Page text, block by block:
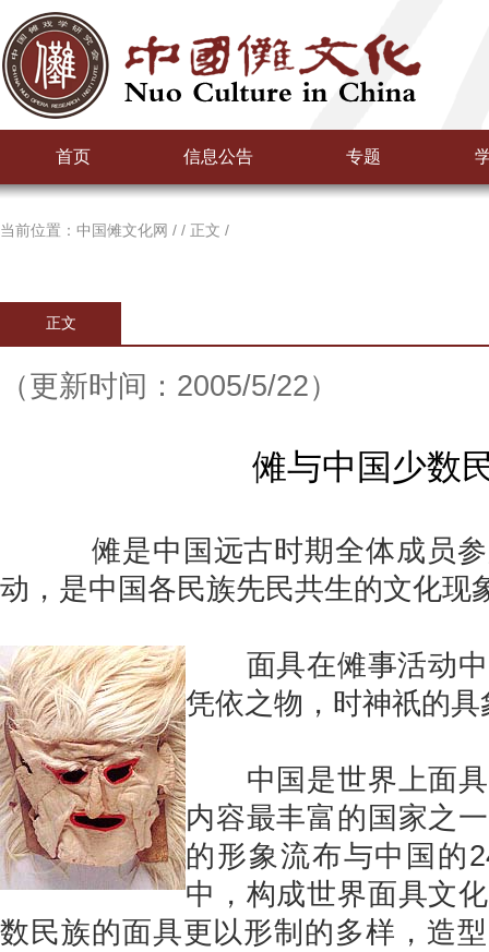
首页 信息公告 专题
当前位置： 中国傩文化网 / / 正文 /
正文
（更新时间：2005/5/22）
傩与中国少数
傩是中国远古时期全体成员参
动，是中国各民族先民共生的文化现
面具在傩事活动中
凭依之物，时神祇的具
中国是世界上面具
内容最丰富的国家之
的形象流布与中国的
中，构成世界面具文
数民族的面具更以形制的多样，造